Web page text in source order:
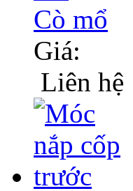
Cò mổ
Giá:
Liên hệ